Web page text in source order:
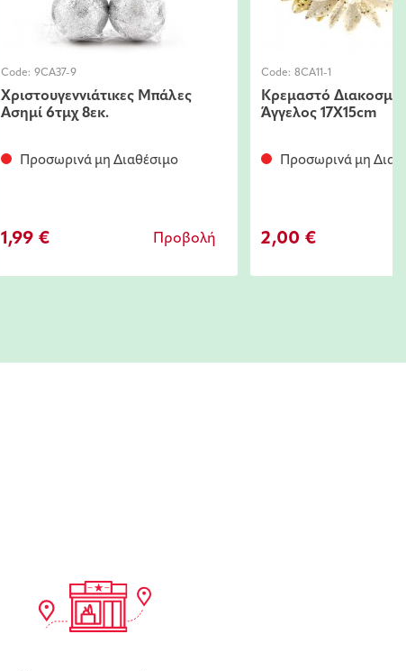
Code: 9CA37-9
Χριστουγεννιάτικες Μπάλες
Ασημί 6τμχ 8εκ.
Προσωρινά μη Διαθέσιμο
1,99 € Προβολή
Code: 8CA11-1
Κρεμαστό
Άγγελος 17X15cm
Προσωρινά μη
2,00 €